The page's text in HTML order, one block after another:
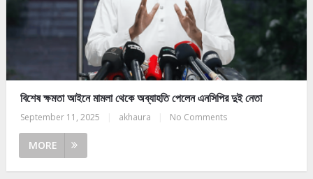
বিশেষ ক্ষমতা আইনে মামলা থেকে অব্যাহতি পেলেন এনসিপির দুই নেতা
September 11, 2025 akhaura No Comments
MORE